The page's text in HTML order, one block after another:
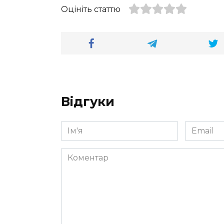
Оцініть статтю
Відгуки
Ім'я
*
Email
*
Коментар